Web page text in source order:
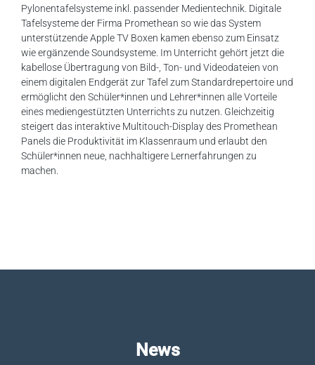
Pylonentafelsysteme inkl. passender Medientechnik. Digitale
Tafelsysteme der Firma Promethean so wie das System
unterstützende Apple TV Boxen kamen ebenso zum Einsatz
wie ergänzende Soundsysteme. Im Unterricht gehört jetzt die
kabellose Übertragung von Bild-, Ton- und Videodateien von
einem digitalen Endgerät zur Tafel zum Standardrepertoire und
ermöglicht den Schüler*innen und Lehrer*innen alle Vorteile
eines mediengestützten Unterrichts zu nutzen. Gleichzeitig
steigert das interaktive Multitouch-Display des Promethean
Panels die Produktivität im Klassenraum und erlaubt den
Schüler*innen neue, nachhaltigere Lernerfahrungen zu
machen.
News